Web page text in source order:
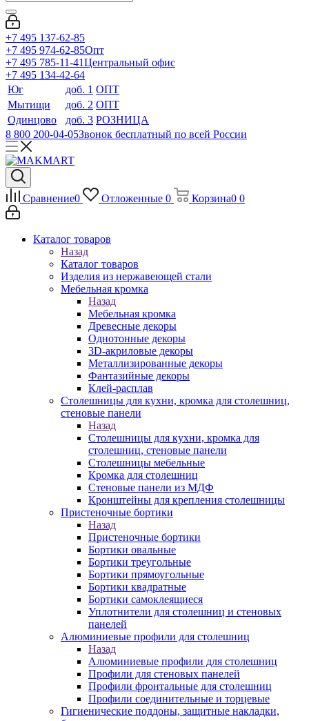
+7 495 137-62-85
+7 495 974-62-85Опт
+7 495 785-11-41Центральный офис
+7 495 134-42-64
Юг
доб. 1 ОПТ
Мытищи
доб. 2 ОПТ
Одинцово
доб. 3 РОЗНИЦА
8 800 200-04-05Звонок бесплатный по всей России
Сравнение0 Отложенные 0 Корзина0 0
Каталог товаров
Назад
Каталог товаров
Изделия из нержавеющей стали
Мебельная кромка
Назад
Мебельная кромка
Древесные декоры
Однотонные декоры
3D-акриловые декоры
Металлизированные декоры
Фантазийные декоры
Клей-расплав
Столешницы для кухни, кромка для столешниц,
стеновые панели
Назад
Столешницы для кухни, кромка для
столешниц, стеновые панели
Столешницы мебельные
Кромка для столешниц
Стеновые панели из МДФ
Кронштейны для крепления столешницы
Пристеночные бортики
Назад
Пристеночные бортики
Бортики овальные
Бортики треугольные
Бортики прямоугольные
Бортики квадратные
Бортики самоклеящиеся
Уплотнители для столешниц и стеновых
панелей
Алюминиевые профили для столешниц
Назад
Алюминиевые профили для столешниц
Профили для стеновых панелей
Профили фронтальные для столешниц
Профили соединительные и торцевые
Гигиенические поддоны, защитные накладки,